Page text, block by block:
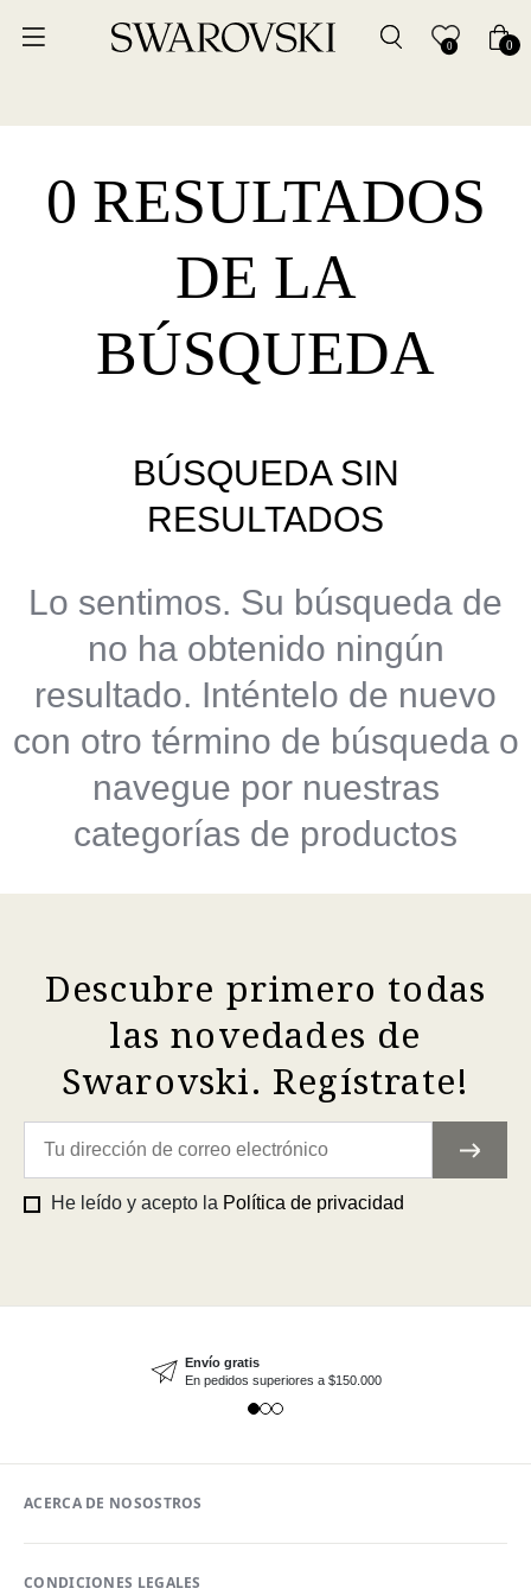
0 0
0 RESULTADOS
DE LA
BÚSQUEDA
BÚSQUEDA SIN
RESULTADOS
Lo sentimos. Su búsqueda de
no ha obtenido ningún
resultado. Inténtelo de nuevo
con otro término de búsqueda o
navegue por nuestras
categorías de productos
Descubre primero todas
las novedades de
Swarovski. Regístrate!
He leído y acepto la Política de privacidad
Envío gratis
En pedidos superiores a $150.000
ACERCA DE NOSOSTROS
CONDICIONES LEGALES